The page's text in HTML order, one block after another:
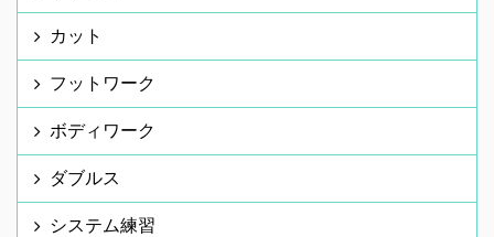
カット
フットワーク
ボディワーク
ダブルス
システム練習